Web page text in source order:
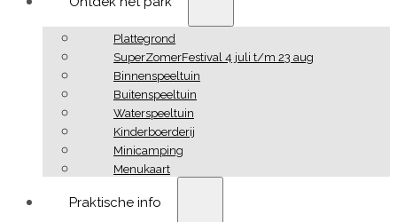
Plattegrond
SuperZomerFestival 4 juli t/m 23 aug
Binnenspeeltuin
Buitenspeeltuin
Waterspeeltuin
Kinderboerderij
Minicamping
Menukaart
Praktische info